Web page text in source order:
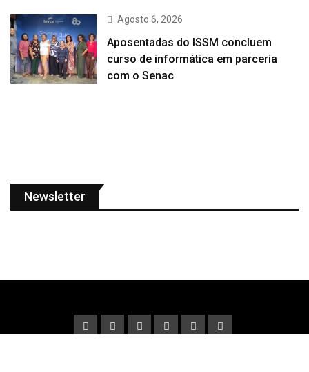
Agosto 6, 2026
Aposentadas do ISSM concluem
curso de informática em parceria
com o Senac
Newsletter